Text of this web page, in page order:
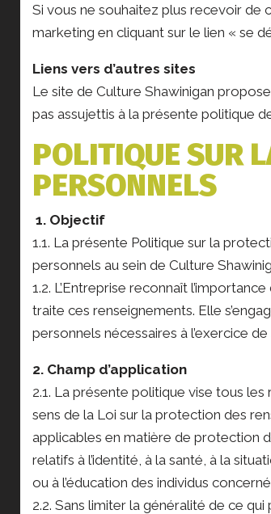
Si vous ne souhaitez plus recevoir
marketing en cliquant sur le lien « se
Liens vers d’autres sites
Le site de Culture Shawinigan
pas assujettis à la présente politique
POLITIQUE SUR
PERSONNELS
1. Objectif
1.1. La présente Politique sur la
personnels au sein de Culture
1.2. L’Entreprise reconnaît
traite ces renseignements. Elle
personnels nécessaires à l’exercice
2. Champ d’application
2.1. La présente politique vise tous
sens de la Loi sur la protection des
applicables en matière de protection
relatifs à l’identité, à la santé, à la
ou à l’éducation des individus
2.2. Sans limiter la généralité de ce